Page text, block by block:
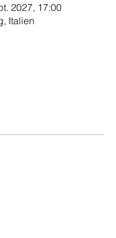
2027, 17:00
Italien